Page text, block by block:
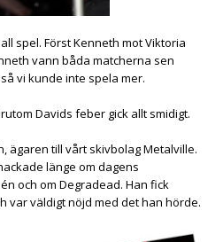
spel. Först Kenneth mot Viktoria
vann båda matcherna sen
vi kunde inte spela mer.
Davids feber gick allt smidigt.
ägaren till vårt skivbolag Metalville.
länge om dagens
och om Degradead. Han fick
var väldigt nöjd med det han hörde.